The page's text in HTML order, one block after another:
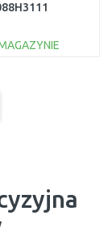
porównania